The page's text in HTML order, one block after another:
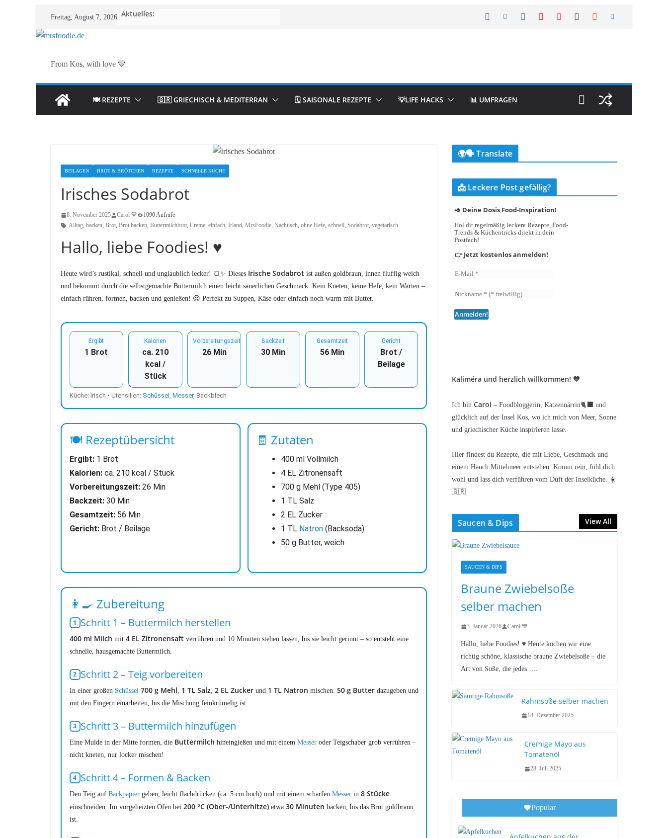
springen
Freitag, August 7, 2026 Aktuelles:
From Kos, with love 💙
🍽️ REZEPTE 🇬🇷 GRIECHISCH & MEDITERRAN 🗓️ SAISONALE REZEPTE 💡LIFE HACKS 📊 UMFRAGEN
BEILAGEN BROT & BRÖTCHEN REZEPTE SCHNELLE KÜCHE
Irisches Sodabrot
8. November 2025 Carol 💙
1090 Aufrufe
Alltag, backen, Brot, Brot backen, Buttermilchbrot, Creme, einfach, Irland, MrsFoodie, Nachtisch, ohne Hefe, schnell, Sodabrot, vegetarisch
Hallo, liebe Foodies! ♥︎
Heute wird’s rustikal, schnell und unglaublich lecker! 🍞✨ Dieses Irische Sodabrot ist außen goldbraun, innen fluffig weich
und bekommt durch die selbstgemachte Buttermilch einen leicht säuerlichen Geschmack. Kein Kneten, keine Hefe, kein Warten –
einfach rühren, formen, backen und genießen! 😍 Perfekt zu Suppen, Käse oder einfach noch warm mit Butter.
Ergibt
1 Brot
Kalorien
ca. 210
kcal /
Stück
Vorbereitungszeit
26 Min
Backzeit
30 Min
Gesamtzeit
56 Min
Gericht
Brot /
Beilage
Küche: Irisch • Utensilien: Schüssel Messer, Backblech
🍽 Rezeptübersicht
Ergibt:1 Brot
Kalorien:ca. 210 kcal / Stück
Vorbereitungszeit:26 Min
Backzeit:30 Min
Gesamtzeit:56 Min
Gericht:Brot / Beilage
🧾 Zutaten
400 ml Vollmilch
4 EL Zitronensaft
700 g Mehl (Type 405)
1 TL Salz
2 EL Zucker
1 TL Natron (Backsoda)
50 g Butter, weich
👩‍🍳 Zubereitung
Schritt 1 – Buttermilch herstellen
400 ml Milch mit 4 EL Zitronensaft verrühren und 10 Minuten stehen lassen, bis sie leicht gerinnt – so entsteht eine
schnelle, hausgemachte Buttermilch.
Schritt 2 – Teig vorbereiten
In einer großen Schüssel 700 g Mehl 1 TL Salz 2 EL Zuckerund 1 TL Natron mischen. 50 g Butterdazugeben und
mit den Fingern einarbeiten, bis die Mischung feinkrümelig ist.
Schritt 3 – Buttermilch hinzufügen
Eine Mulde in der Mitte formen, die Buttermilch hineingießen und mit einem Messeroder Teigschaber grob verrühren –
nicht kneten, nur locker mischen!
Schritt 4 – Formen & Backen
Den Teig auf Backpapiergeben, leicht flachdrücken (ca. 5 cm hoch) und mit einem scharfen Messerin 8 Stücke
einschneiden. Im vorgeheizten Ofen bei 200 °C (Ober-/Unterhitze)etwa 30 Minuten backen, bis das Brot goldbraun
ist.
🌍🗣️ Translate
📩 Leckere Post gefällig?
🥑 Deine Dosis Food-Inspiration!
Hol dir regelmäßig leckere Rezepte, Food-
Trends & Küchentricks direkt in dein
Postfach!
👉 Jetzt kostenlos anmelden!
Kaliméra und herzlich willkommen! 💙
Ich bin Carol – Foodbloggerin, Katzennärrin🐈‍⬛ und
glücklich auf der Insel Kos, wo ich mich von Meer, Sonne
und griechischer Küche inspirieren lasse.
Hier findest du Rezepte, die mit Liebe, Geschmack und
einem Hauch Mittelmeer entstehen. Komm rein, fühl dich
wohl und lass dich verführen vom Duft der Inselküche. ☀️
🇬🇷
Saucen & Dips View All
SAUCEN & DIPS
Braune Zwiebelsoße
selber machen
3. Januar 2026 Carol 💙
Hallo, liebe Foodies! ♥︎ Heute kochen wir eine
richtig schöne, klassische braune Zwiebelsoße – die
Art von Soße, die jedes ….
Rahmsoße selber machen
18. Dezember 2025
Cremige Mayo aus
Tomatenöl
28. Juli 2025
Popular